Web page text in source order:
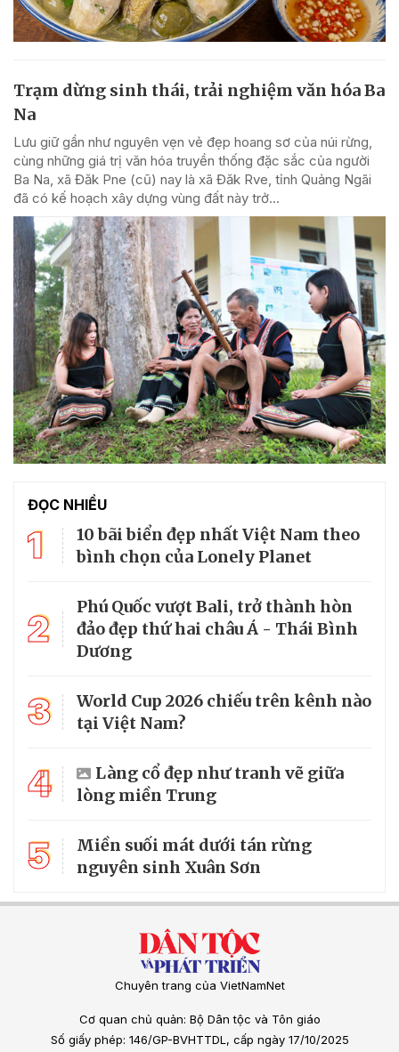
Trạm dừng sinh thái, trải nghiệm văn hóa Ba
Na
Lưu giữ gần như nguyên vẹn vẻ đẹp hoang sơ của núi rừng,
cùng những giá trị văn hóa truyền thống đặc sắc của người
Ba Na, xã Đăk Pne (cũ) nay là xã Đăk Rve, tỉnh Quảng Ngãi
đã có kế hoạch xây dựng vùng đất này trở...
ĐỌC NHIỀU
1
10 bãi biển đẹp nhất Việt Nam theo
bình chọn của Lonely Planet
2
Phú Quốc vượt Bali, trở thành hòn
đảo đẹp thứ hai châu Á - Thái Bình
Dương
3
World Cup 2026 chiếu trên kênh nào
tại Việt Nam?
4
Làng cổ đẹp như tranh vẽ giữa
lòng miền Trung
5
Miền suối mát dưới tán rừng
nguyên sinh Xuân Sơn
Chuyên trang của VietNamNet
Cơ quan chủ quản: Bộ Dân tộc và Tôn giáo
Số giấy phép: 146/GP-BVHTTDL, cấp ngày 17/10/2025